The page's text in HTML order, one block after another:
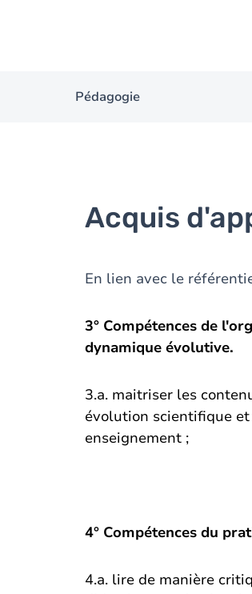
Pédagogie
Acquis
En lien avec le
3° Compétences de
dynamique évolutive.
3.a. maitriser les
évolution scientifique
enseignement ;
4° Compétences du
4.a. lire de manière